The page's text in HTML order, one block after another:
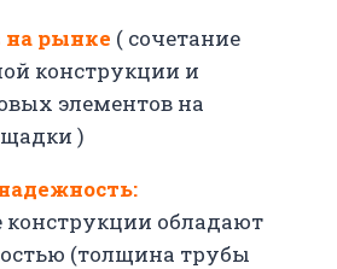
на рынке ( сочетание
конструкции и
элементов на
)
конструкции обладают
(толщина трубы